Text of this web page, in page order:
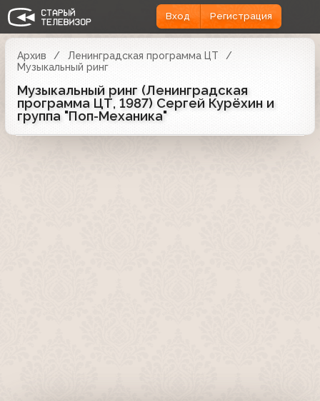
Вход Регистрация
Архив
Ленинградская программа ЦТ
Музыкальный ринг
Музыкальный ринг (Ленинградская
программа ЦТ, 1987) Сергей Курёхин и
группа "Поп-Механика"